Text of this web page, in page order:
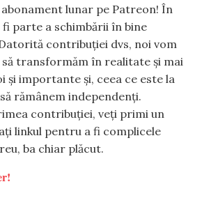
lunar pe Patreon! În
parte a schimbării în bine
contribuției dvs, noi vom
transformăm în realitate și mai
și importante și, ceea ce este la
rămânem independenți.
contribuției, veți primi un
linkul pentru a fi complicele
ba chiar plăcut.